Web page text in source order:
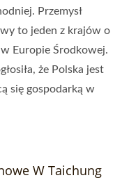
Przemysł
to jeden z krajów o
Europie Środkowej.
że Polska jest
się gospodarką w
W Taichung